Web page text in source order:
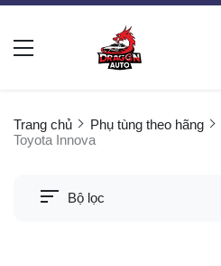
Trang chủ Phụ tùng theo hãng
Toyota Innova
Bộ lọc